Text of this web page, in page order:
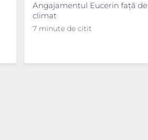
Angajamentul Eucerin față de
climat
7 minute de citit